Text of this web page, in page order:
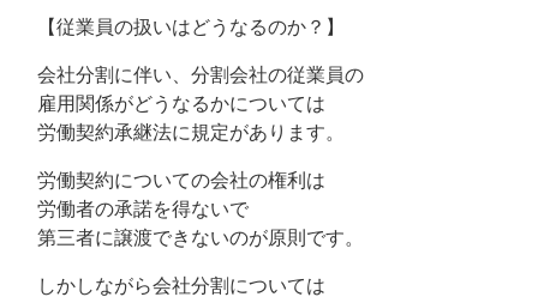
【従業員の扱いはどうなるのか？】
会社分割に伴い、分割会社の従業員の
雇用関係がどうなるかについては
労働契約承継法に規定があります。
労働契約についての会社の権利は
労働者の承諾を得ないで
第三者に譲渡できないのが原則です。
しかしながら会社分割については